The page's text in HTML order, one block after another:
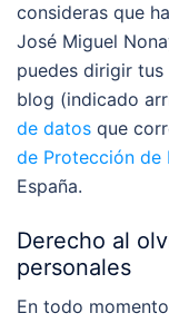
consideras que
José Miguel
puedes dirigir tus
blog (indicado
de datos que
de Protección de
España.
Derecho al
personales
En todo